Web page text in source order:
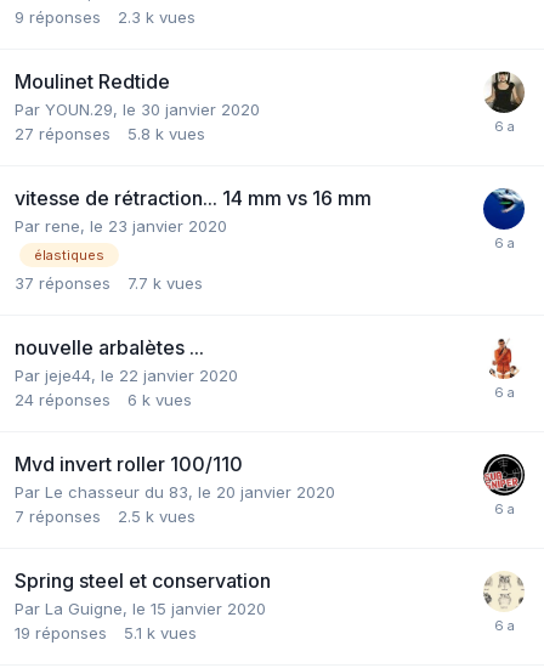
9 réponses 2.3 k vues
Moulinet Redtide
Par YOUN.29, le 30 janvier 2020
27 réponses 5.8 k vues
vitesse de rétraction... 14 mm vs 16 mm
Par rene, le 23 janvier 2020
élastiques
37 réponses 7.7 k vues
nouvelle arbalètes ...
Par jeje44, le 22 janvier 2020
24 réponses 6 k vues
Mvd invert roller 100/110
Par Le chasseur du 83, le 20 janvier 2020
7 réponses 2.5 k vues
Spring steel et conservation
Par La Guigne, le 15 janvier 2020
19 réponses 5.1 k vues